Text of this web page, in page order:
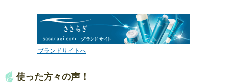
ブランドサイトへ
使った方々の声！